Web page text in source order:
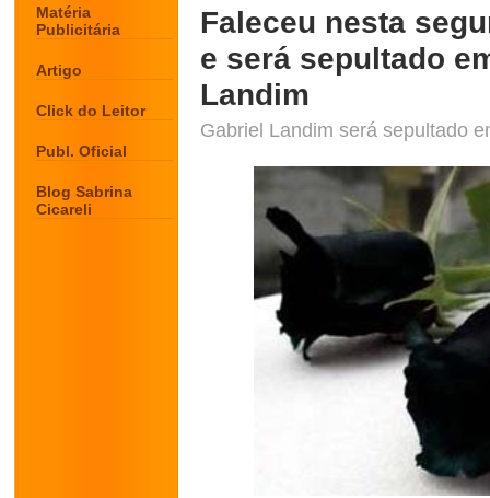
Matéria
Publicitária
Artigo
Click do Leitor
Publ. Oficial
Blog Sabrina
Cicareli
Faleceu nesta
e será sepultado
Landim
Gabriel Landim será sepultado